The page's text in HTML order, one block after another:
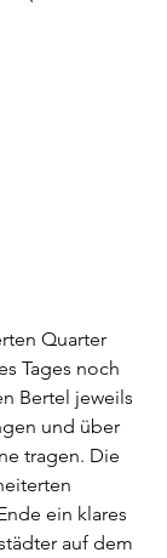
Quarter
Tages noch
Bertel jeweils
und über
tragen. Die
ein klares
auf dem